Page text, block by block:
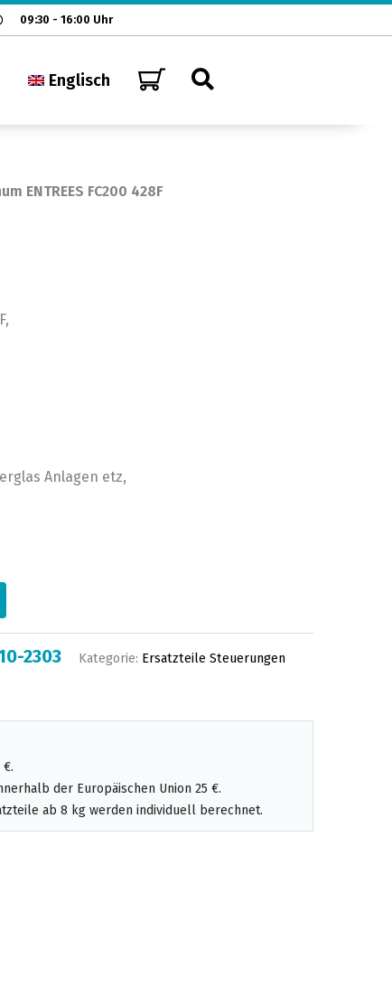
09:30 - 16:00 Uhr
Englisch
ENTREES FC200 428F
Anlagen etz,
2303 Kategorie: Ersatzteile Steuerungen
der Europäischen Union 25 €.
ab 8 kg werden individuell berechnet.